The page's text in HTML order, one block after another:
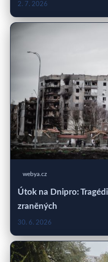
2. 7. 2026
webya.cz
Útok na Dnipro:
zraněných
30. 6. 2026